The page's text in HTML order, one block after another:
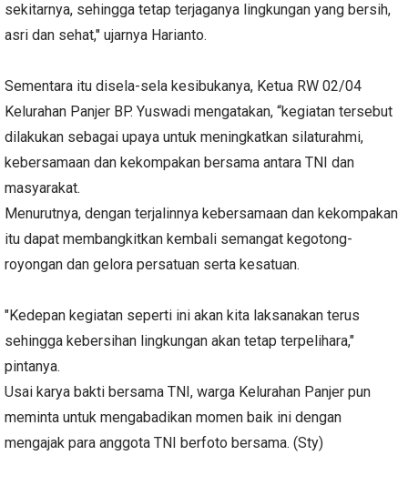
sekitarnya, sehingga tetap terjaganya lingkungan yang bersih,
asri dan sehat," ujarnya Harianto.
Sementara itu disela-sela kesibukanya, Ketua RW 02/04
Kelurahan Panjer BP. Yuswadi mengatakan, “kegiatan tersebut
dilakukan sebagai upaya untuk meningkatkan silaturahmi,
kebersamaan dan kekompakan bersama antara TNI dan
masyarakat.
Menurutnya, dengan terjalinnya kebersamaan dan kekompakan
itu dapat membangkitkan kembali semangat kegotong-
royongan dan gelora persatuan serta kesatuan.
"Kedepan kegiatan seperti ini akan kita laksanakan terus
sehingga kebersihan lingkungan akan tetap terpelihara,"
pintanya.
Usai karya bakti bersama TNI, warga Kelurahan Panjer pun
meminta untuk mengabadikan momen baik ini dengan
mengajak para anggota TNI berfoto bersama. (Sty)